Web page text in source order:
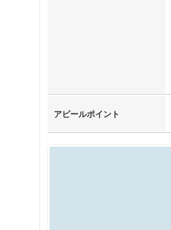
アピールポイント